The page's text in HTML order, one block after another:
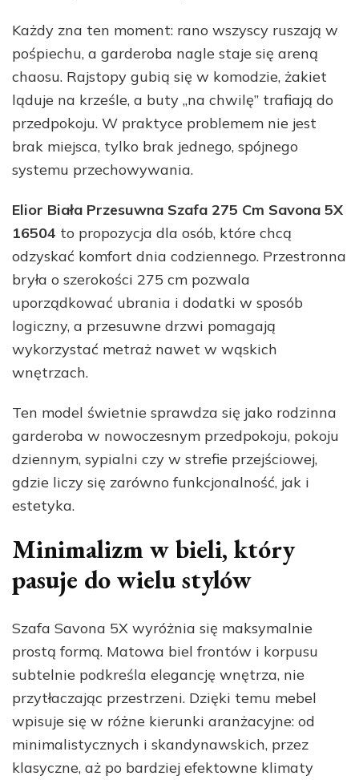
Każdy zna ten moment: rano wszyscy ruszają w
pośpiechu, a garderoba nagle staje się areną
chaosu. Rajstopy gubią się w komodzie, żakiet
ląduje na krześle, a buty „na chwilę” trafiają do
przedpokoju. W praktyce problemem nie jest
brak miejsca, tylko brak jednego, spójnego
systemu przechowywania.
Elior Biała Przesuwna Szafa 275 Cm Savona 5X
16504 to propozycja dla osób, które chcą
odzyskać komfort dnia codziennego. Przestronna
bryła o szerokości 275 cm pozwala
uporządkować ubrania i dodatki w sposób
logiczny, a przesuwne drzwi pomagają
wykorzystać metraż nawet w wąskich
wnętrzach.
Ten model świetnie sprawdza się jako rodzinna
garderoba w nowoczesnym przedpokoju, pokoju
dziennym, sypialni czy w strefie przejściowej,
gdzie liczy się zarówno funkcjonalność, jak i
estetyka.
Minimalizm w bieli, który
pasuje do wielu stylów
Szafa Savona 5X wyróżnia się maksymalnie
prostą formą. Matowa biel frontów i korpusu
subtelnie podkreśla elegancję wnętrza, nie
przytłaczając przestrzeni. Dzięki temu mebel
wpisuje się w różne kierunki aranżacyjne: od
minimalistycznych i skandynawskich, przez
klasyczne, aż po bardziej efektowne klimaty